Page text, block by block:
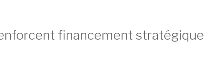
financement stratégique